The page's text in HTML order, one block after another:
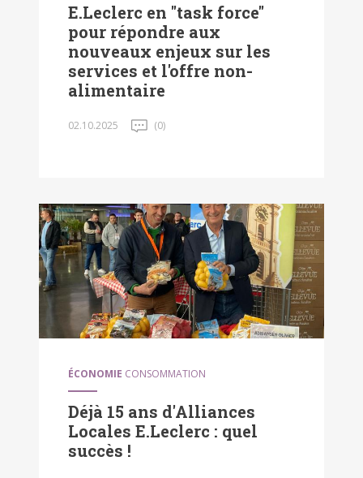
E.Leclerc en "task force"
pour répondre aux
nouveaux enjeux sur les
services et l'offre non-
alimentaire
02.10.2025 (0)
ÉCONOMIE CONSOMMATION
Déjà 15 ans d'Alliances
Locales E.Leclerc : quel
succès !